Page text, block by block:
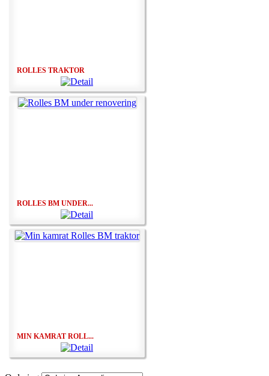
ROLLES TRAKTOR
ROLLES BM UNDER...
MIN KAMRAT ROLL...